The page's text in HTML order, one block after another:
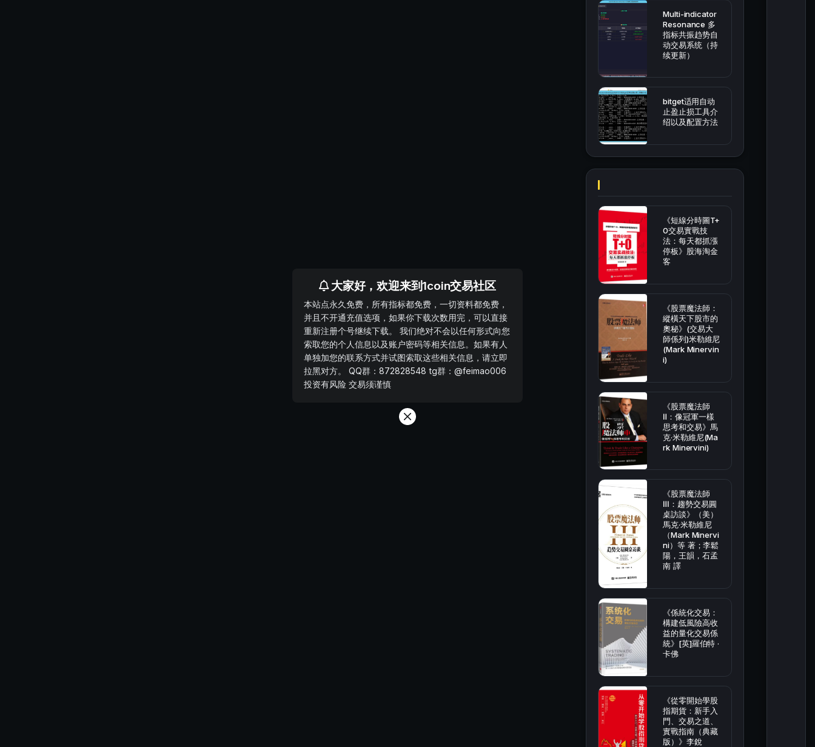
Multi-indicator
Resonance 多
指标共振趋势自
动交易系统（持
续更新）
bitget适用自动
止盈止损工具介
绍以及配置方法
《短線分時圖T+
0交易實戰技
法：每天都抓漲
停板》股海淘金
客
《股票魔法師：
縱橫天下股市的
奧秘》(交易大
師係列)米勒維尼
(Mark Minervin
i)
《股票魔法師
Ⅱ：像冠軍一樣
思考和交易》馬
克·米勒維尼(Ma
rk Minervini)
《股票魔法師
Ⅲ：趨勢交易圓
桌訪談》（美）
馬克·米勒維尼
（Mark Minervi
ni）等 著；李鬆
陽，王韻，石孟
南 譯
《係統化交易：
構建低風險高收
益的量化交易係
統》[英]羅伯特 ·
卡佛
《從零開始學股
指期貨：新手入
門、交易之道、
實戰指南（典藏
版）》李銳
大家好，欢迎来到1coin交易社区
本站点永久免费，所有指标都免费，一切资料都免费，
并且不开通充值选项，如果你下载次数用完，可以直接
重新注册个号继续下载。 我们绝对不会以任何形式向您
索取您的个人信息以及账户密码等相关信息。如果有人
单独加您的联系方式并试图索取这些相关信息，请立即
拉黑对方。 QQ群：872828548 tg群：@feimao006
投资有风险 交易须谨慎